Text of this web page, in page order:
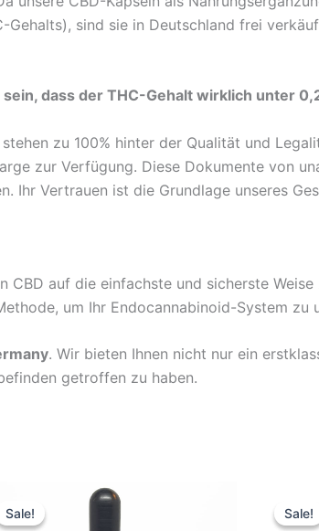
sind sie in Deutschland frei
dass der THC-Gehalt wirklich unter
zu 100% hinter der Qualität und
zur Verfügung. Diese Dokumente von
Ihr Vertrauen ist die Grundlage unseres
CBD auf die einfachste und sicherste
um Ihr Endocannabinoid-System
. Wir bieten Ihnen nicht nur ein
getroffen zu haben.
Sale!
Sale!
was:
Current
price
Sale!
Sale!